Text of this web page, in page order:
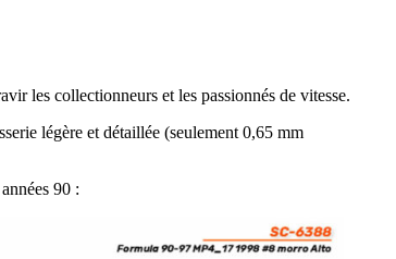
les collectionneurs et les passionnés de vitesse.
légère et détaillée (seulement 0,65 mm
90 :